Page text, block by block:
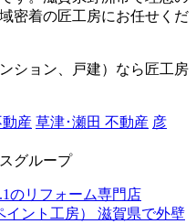
密着の匠工房にお任せくだ
ション、戸建）なら匠工房
動産 草津･瀬田 不動産 彦
グループ
のリフォーム専門店
ント工房）
滋賀県で外壁